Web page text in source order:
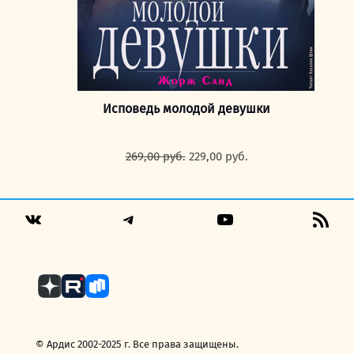
Исповедь молодой девушки
269,00руб. Первоначальная
269,00 руб..
229,00 руб.
© Ардис 2002-2025 г. Все права защищены.